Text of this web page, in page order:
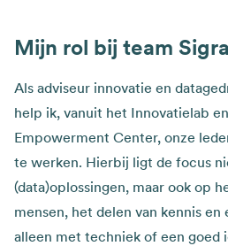
Mijn rol bij team Sigra
Als adviseur innovatie en
help ik, vanuit het Innovatielab
Empowerment Center, onze
te werken. Hierbij ligt de focus
(data)oplossingen, maar ook op
mensen, het delen van kennis en
alleen met techniek of een goed